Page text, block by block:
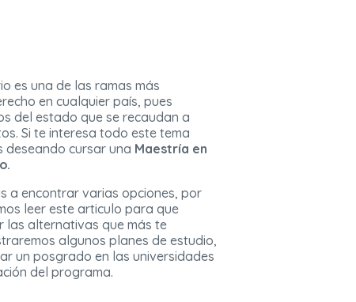
es una de las ramas más
en cualquier país, pues
del estado que se recaudan a
Si te interesa todo este tema
deseando cursar una Maestría en
a encontrar varias opciones, por
leer este articulo para que
las alternativas que más te
algunos planes de estudio,
un posgrado en las universidades
del programa.